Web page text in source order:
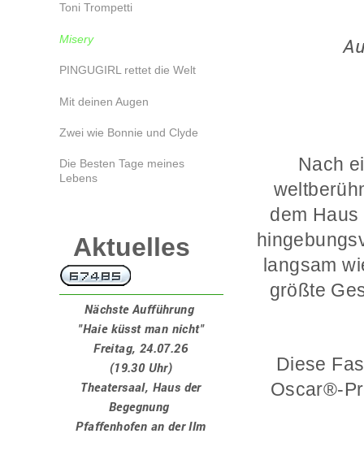
Nach
dem Haus
langsam
größte
Diese
Oscar®-
Toni Trompetti
Misery
PINGUGIRL rettet die Welt
Mit deinen Augen
Zwei wie Bonnie und Clyde
Die Besten Tage meines
Lebens
Aktuelles
Nächste Aufführung
"Haie küsst man nicht"
Freitag, 24.07.26
(19.30 Uhr)
Theatersaal, Haus der
Begegnung
Pfaffenhofen an der Ilm